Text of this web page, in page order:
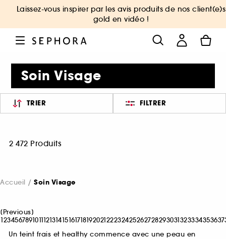
Laissez-vous inspirer par les avis produits de nos client(e)s
gold en vidéo !
Soin Visage
TRIER FILTRER
2 472 Produits
Accueil Soin Visage
[Previous]
12345678910111213141516171819202122232425262728293031323334353637
Un teint frais et healthy commence avec une peau en